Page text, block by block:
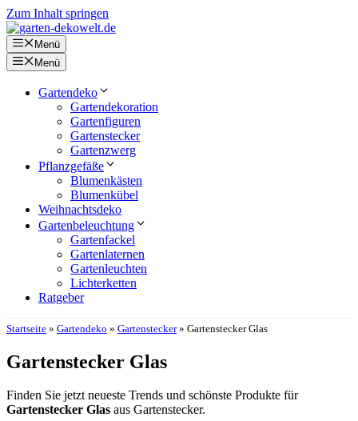
Zum Inhalt springen
Menü
Menü
Gartendeko
Gartendekoration
Gartenfiguren
Gartenstecker
Gartenzwerg
Pflanzgefäße
Blumenkästen
Blumenkübel
Weihnachtsdeko
Gartenbeleuchtung
Gartenfackel
Gartenlaternen
Gartenleuchten
Lichterketten
Ratgeber
Startseite » Gartendeko » Gartenstecker» Gartenstecker Glas
Gartenstecker Glas
Finden Sie jetzt neueste Trends und schönste Produkte für
Gartenstecker Glas aus Gartenstecker.